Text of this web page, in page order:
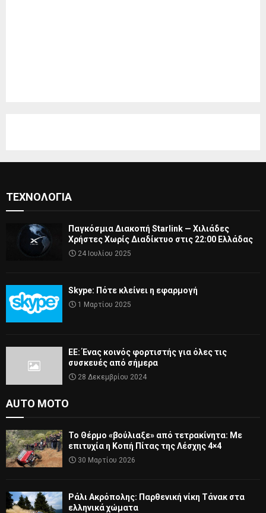
ΤΕΧΝΟΛΟΓΊΑ
Παγκόσμια Διακοπή Starlink — Χιλιάδες
Χρήστες Χωρίς Διαδίκτυο στις 22:00 Ελλάδας
24 Ιουλίου 2025
Skype: Πότε κλείνει η εφαρμογή
1 Μαρτίου 2025
ΕΕ: Ένας κοινός φορτιστής για όλες τις
συσκευές από σήμερα
28 Δεκεμβρίου 2024
AUTO MOTO
Το Θέρμο «βούλιαξε» από τετρακίνητα: Με
επιτυχία η Κοπή Πίτας της Λέσχης 4×4
30 Μαρτίου 2026
Ράλι Ακρόπολης: Παρθενική νίκη Τάνακ στα
ελληνικά χώματα